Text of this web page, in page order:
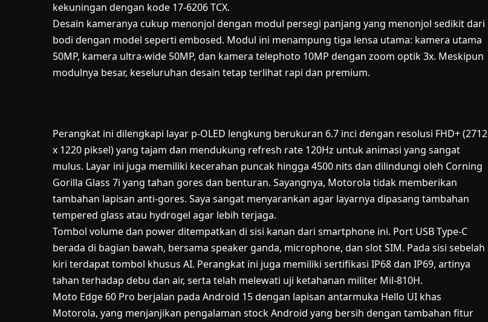
kekuningan dengan kode 17-6206 TCX.
Desain kameranya cukup menonjol dengan modul persegi panjang yang menonjol sedikit dari
bodi dengan model seperti embosed. Modul ini menampung tiga lensa utama: kamera utama
50MP, kamera ultra-wide 50MP, dan kamera telephoto 10MP dengan zoom optik 3x. Meskipun
modulnya besar, keseluruhan desain tetap terlihat rapi dan premium.
Perangkat ini dilengkapi layar p-OLED lengkung berukuran 6.7 inci dengan resolusi FHD+ (2712
x 1220 piksel) yang tajam dan mendukung refresh rate 120Hz untuk animasi yang sangat
mulus. Layar ini juga memiliki kecerahan puncak hingga 4500 nits dan dilindungi oleh Corning
Gorilla Glass 7i yang tahan gores dan benturan. Sayangnya, Motorola tidak memberikan
tambahan lapisan anti-gores. Saya sangat menyarankan agar layarnya dipasang tambahan
tempered glass atau hydrogel agar lebih terjaga.
Tombol volume dan power ditempatkan di sisi kanan dari smartphone ini. Port USB Type-C
berada di bagian bawah, bersama speaker ganda, microphone, dan slot SIM. Pada sisi sebelah
kiri terdapat tombol khusus AI. Perangkat ini juga memiliki sertifikasi IP68 dan IP69, artinya
tahan terhadap debu dan air, serta telah melewati uji ketahanan militer Mil-810H.
Moto Edge 60 Pro berjalan pada Android 15 dengan lapisan antarmuka Hello UI khas
Motorola, yang menjanjikan pengalaman stock Android yang bersih dengan tambahan fitur